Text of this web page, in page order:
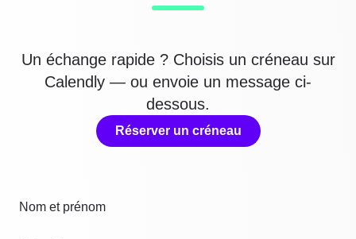
Un échange rapide ? Choisis un créneau sur
Calendly — ou envoie un message ci-
dessous.
Réserver un créneau
Nom et prénom